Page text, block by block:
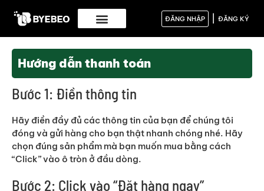
ĐĂNG NHẬP ĐĂNG KÝ
Hướng dẫn thanh toán
Bước 1: Điền thông tin
Hãy điền đầy đủ các thông tin của bạn để chúng tôi
đóng và gửi hàng cho bạn thật nhanh chóng nhé. Hãy
chọn đúng sản phẩm mà bạn muốn mua bằng cách
“Click” vào ô tròn ở đầu dòng.
Bước 2: Click vào “Đặt hàng ngay”